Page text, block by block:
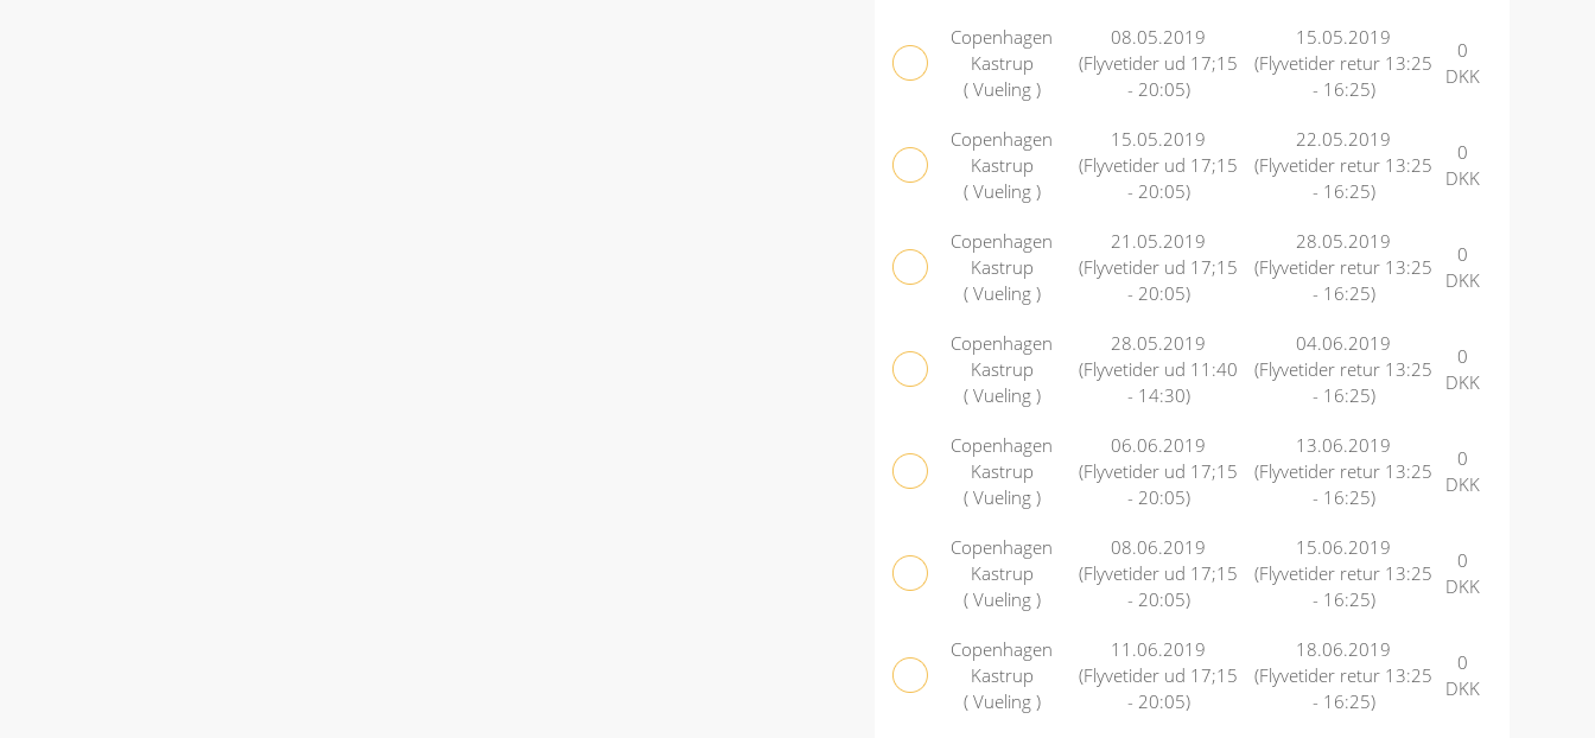
Copenhagen
Kastrup
( Vueling )
08.05.2019
(Flyvetider ud 17;15
- 20:05)
15.05.2019
(Flyvetider retur 13:25
- 16:25)
0
DKK
Copenhagen
Kastrup
( Vueling )
15.05.2019
(Flyvetider ud 17;15
- 20:05)
22.05.2019
(Flyvetider retur 13:25
- 16:25)
0
DKK
Copenhagen
Kastrup
( Vueling )
21.05.2019
(Flyvetider ud 17;15
- 20:05)
28.05.2019
(Flyvetider retur 13:25
- 16:25)
0
DKK
Copenhagen
Kastrup
( Vueling )
28.05.2019
(Flyvetider ud 11:40
- 14:30)
04.06.2019
(Flyvetider retur 13:25
- 16:25)
0
DKK
Copenhagen
Kastrup
( Vueling )
06.06.2019
(Flyvetider ud 17;15
- 20:05)
13.06.2019
(Flyvetider retur 13:25
- 16:25)
0
DKK
Copenhagen
Kastrup
( Vueling )
08.06.2019
(Flyvetider ud 17;15
- 20:05)
15.06.2019
(Flyvetider retur 13:25
- 16:25)
0
DKK
Copenhagen
Kastrup
( Vueling )
11.06.2019
(Flyvetider ud 17;15
- 20:05)
18.06.2019
(Flyvetider retur 13:25
- 16:25)
0
DKK